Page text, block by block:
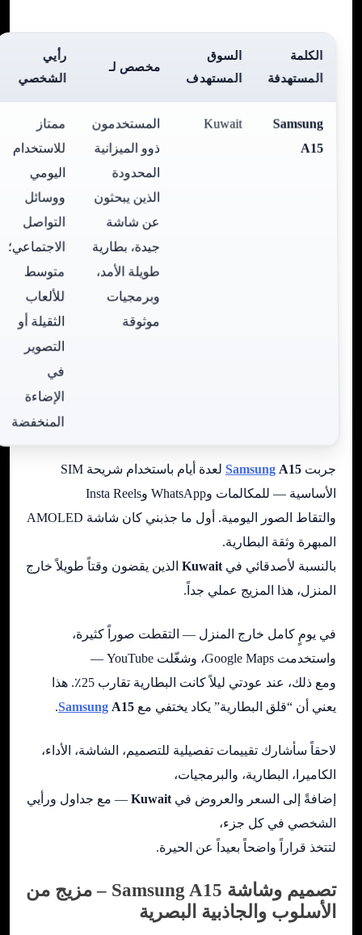
الكلمة
المستهدفة
السوق
المستهدف
مخصص لـ
رأيي
الشخصي
Samsung
A15
Kuwait المستخدمون
ذوو الميزانية
المحدودة
الذين يبحثون
عن شاشة
جيدة، بطارية
طويلة الأمد،
وبرمجيات
موثوقة
ممتاز
للاستخدام
اليومي
ووسائل
التواصل
الاجتماعي؛
متوسط
للألعاب
الثقيلة أو
التصوير
في
الإضاءة
المنخفضة
جربت Samsung A15
لعدة أيام باستخدام شريحة SIM
الأساسية — للمكالمات وWhatsApp وInsta Reels
والتقاط الصور اليومية. أول ما جذبني كان شاشة AMOLED
المبهرة وثقة البطارية.
بالنسبة لأصدقائي في Kuwait الذين يقضون وقتاً طويلاً خارج
المنزل، هذا المزيج عملي جداً.
في يومٍ كامل خارج المنزل — التقطت صوراً كثيرة،
واستخدمت Google Maps، وشغّلت YouTube —
ومع ذلك، عند عودتي ليلاً كانت البطارية تقارب 25٪. هذا
يعني أن “قلق البطارية” يكاد يختفي مع
Samsung A15
.
لاحقاً سأشارك تقييمات تفصيلية للتصميم، الشاشة، الأداء،
الكاميرا، البطارية، والبرمجيات،
إضافةً إلى السعر والعروض في Kuwait — مع جداول ورأيي
الشخصي في كل جزء،
لتتخذ قراراً واضحاً بعيداً عن الحيرة.
تصميم وشاشة Samsung A15 – مزيج من
الأسلوب والجاذبية البصرية